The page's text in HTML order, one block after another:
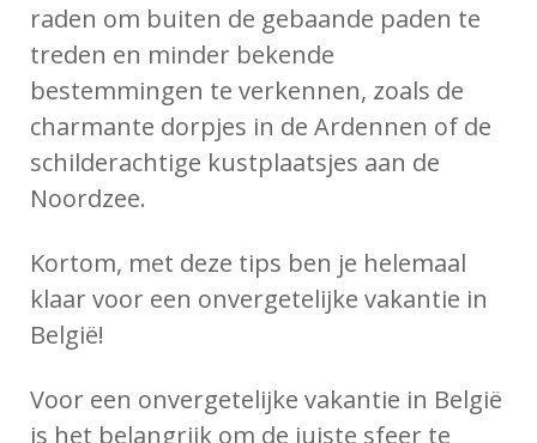
raden om buiten de gebaande paden te
treden en minder bekende
bestemmingen te verkennen, zoals de
charmante dorpjes in de Ardennen of de
schilderachtige kustplaatsjes aan de
Noordzee.
Kortom, met deze tips ben je helemaal
klaar voor een onvergetelijke vakantie in
België!
Voor een onvergetelijke vakantie in België
is het belangrijk om de juiste sfeer te